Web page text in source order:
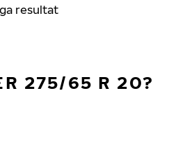
resultat
275/65 R 20?